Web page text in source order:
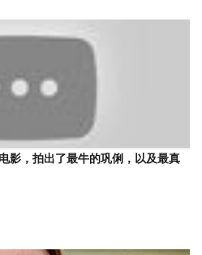
影，拍出了最牛的巩俐，以及最真